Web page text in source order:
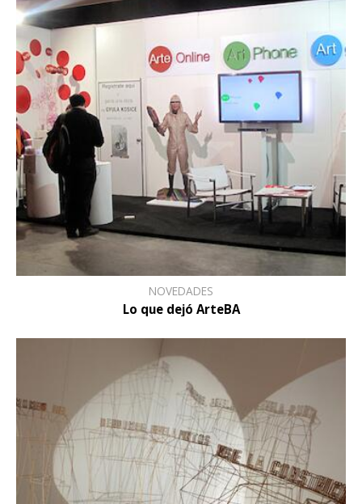
NOVEDADES
Lo que dejó ArteBA